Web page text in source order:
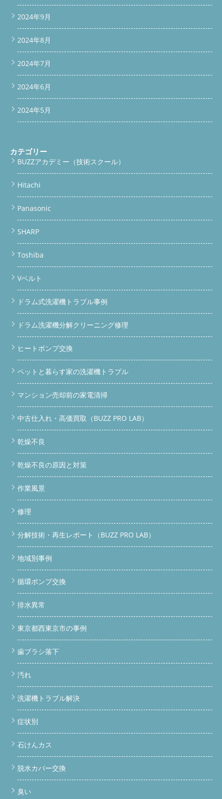
2024年9月
2024年8月
2024年7月
2024年6月
2024年5月
カテゴリー
BUZZアカデミー（技術スクール）
Hitachi
Panasonic
SHARP
Toshiba
Vベルト
ドラム式洗濯機トラブル事例
ドラム洗濯機分解クリーニング修理
ヒートポンプ交換
ペットと暮らす家の洗濯機トラブル
マンション売却前の家電清掃
中古仕入れ・高価買取（BUZZ PRO LAB）
乾燥不良
乾燥不良の原因と対策
作業風景
修理
分解技術・再生レポート（BUZZ PRO LAB）
地域別事例
循環ポンプ交換
排水異常
東京都西東京市の事例
歯ブラシ落下
汚れ
洗濯機トラブル解決
症状別
石けんカス
脱水カバー交換
臭い